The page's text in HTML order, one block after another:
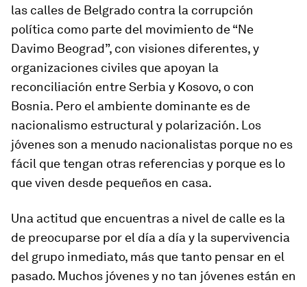
las calles de Belgrado contra la corrupción
política como parte del movimiento de “Ne
Davimo Beograd”, con visiones diferentes, y
organizaciones civiles que apoyan la
reconciliación entre Serbia y Kosovo, o con
Bosnia. Pero el ambiente dominante es de
nacionalismo estructural y polarización. Los
jóvenes son a menudo nacionalistas porque no es
fácil que tengan otras referencias y porque es lo
que viven desde pequeños en casa.
Una actitud que encuentras a nivel de calle es la
de preocuparse por el día a día y la supervivencia
del grupo inmediato, más que tanto pensar en el
pasado. Muchos jóvenes y no tan jóvenes están en